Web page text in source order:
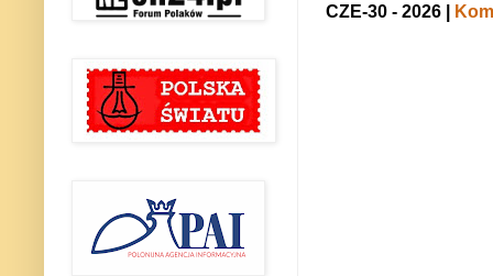
CZE-30 - 2026 |